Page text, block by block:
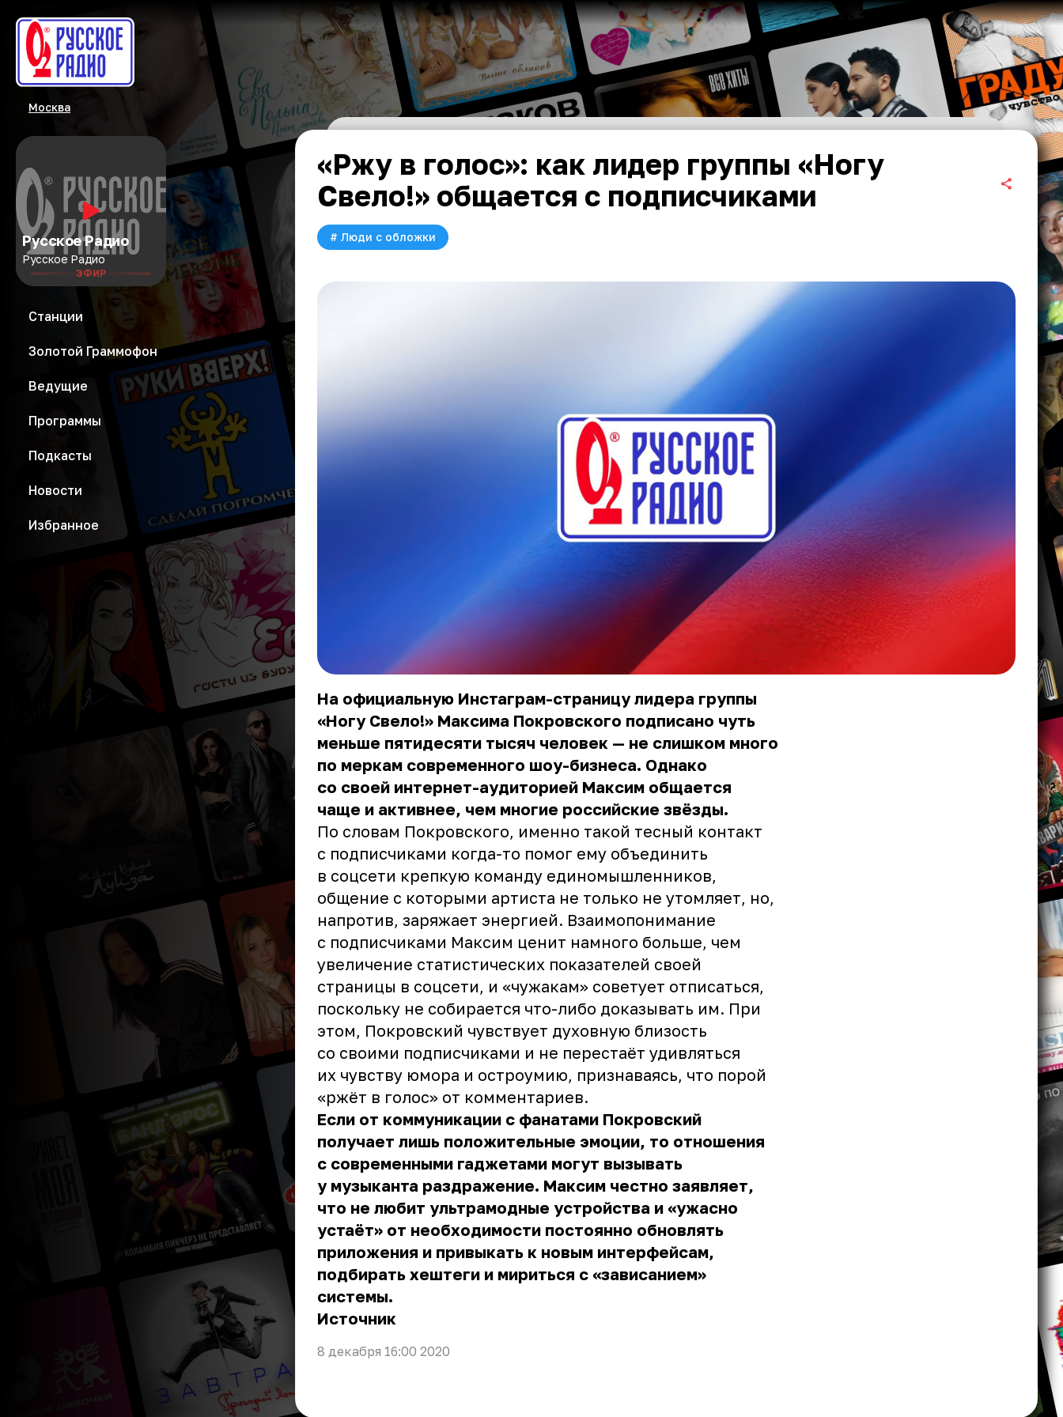
Москва
Русское Радио
Русское Радио
ЭФИР
Станции
Золотой Граммофон
Ведущие
Программы
Подкасты
Новости
Избранное
«Ржу в голос»: как лидер группы «Ногу
Свело!» общается с подписчиками
# Люди с обложки
На официальную Инстаграм-страницу лидера группы
«Ногу Свело!» Максима Покровского подписано чуть
меньше пятидесяти тысяч человек — не слишком много
по меркам современного шоу-бизнеса. Однако
со своей интернет-аудиторией Максим общается
чаще и активнее, чем многие российские звёзды.
По словам Покровского, именно такой тесный контакт
с подписчиками когда-то помог ему объединить
в соцсети крепкую команду единомышленников,
общение с которыми артиста не только не утомляет, но,
напротив, заряжает энергией. Взаимопонимание
с подписчиками Максим ценит намного больше, чем
увеличение статистических показателей своей
страницы в соцсети, и «чужакам» советует отписаться,
поскольку не собирается что-либо доказывать им. При
этом, Покровский чувствует духовную близость
со своими подписчиками и не перестаёт удивляться
их чувству юмора и остроумию, признаваясь, что порой
«ржёт в голос» от комментариев.
Если от коммуникации с фанатами Покровский
получает лишь положительные эмоции, то отношения
с современными гаджетами могут вызывать
у музыканта раздражение. Максим честно заявляет,
что не любит ультрамодные устройства и «ужасно
устаёт» от необходимости постоянно обновлять
приложения и привыкать к новым интерфейсам,
подбирать хештеги и мириться с «зависанием»
системы.
Источник
8 декабря 16:00 2020